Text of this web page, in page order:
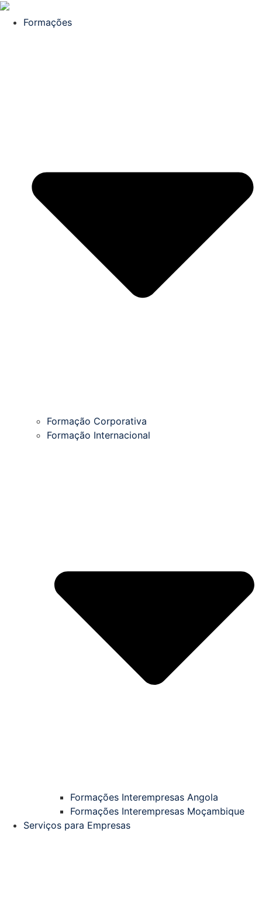
Formações
Formação Corporativa
Formação Internacional
Formações Interempresas Angola
Formações Interempresas Moçambique
Serviços para Empresas